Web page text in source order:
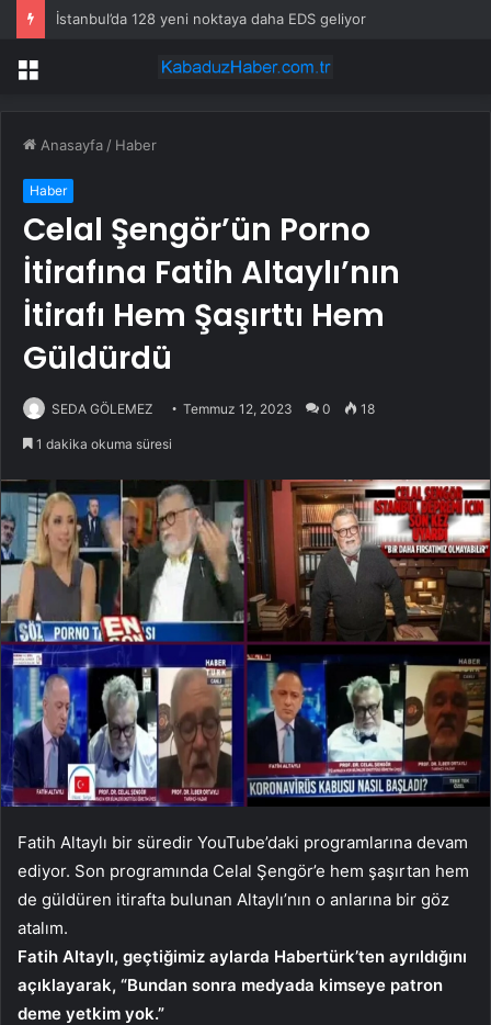
İstanbul’da 128 yeni noktaya daha EDS geliyor
Menü
Anasayfa / Haber
Haber
Celal Şengör’ün Porno
İtirafına Fatih Altaylı’nın
İtirafı Hem Şaşırttı Hem
Güldürdü
SEDA GÖLEMEZ Temmuz 12, 2023 0 18
1 dakika okuma süresi
Fatih Altaylı bir süredir YouTube’daki programlarına devam
ediyor. Son programında Celal Şengör’e hem şaşırtan hem
de güldüren itirafta bulunan Altaylı’nın o anlarına bir göz
atalım.
Fatih Altaylı, geçtiğimiz aylarda Habertürk’ten ayrıldığını
açıklayarak, “Bundan sonra medyada kimseye patron
deme yetkim yok.”